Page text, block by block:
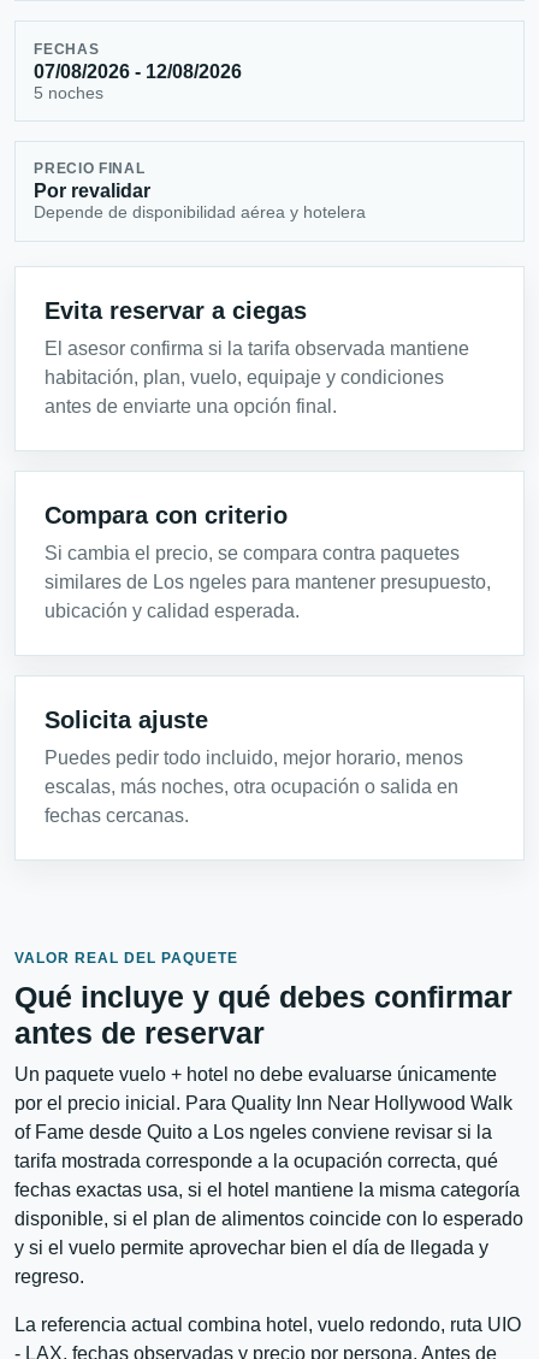
FECHAS
07/08/2026 - 12/08/2026
5 noches
PRECIO FINAL
Por revalidar
Depende de disponibilidad aérea y hotelera
Evita reservar a ciegas
El asesor confirma si la tarifa observada mantiene
habitación, plan, vuelo, equipaje y condiciones
antes de enviarte una opción final.
Compara con criterio
Si cambia el precio, se compara contra paquetes
similares de Los ngeles para mantener presupuesto,
ubicación y calidad esperada.
Solicita ajuste
Puedes pedir todo incluido, mejor horario, menos
escalas, más noches, otra ocupación o salida en
fechas cercanas.
VALOR REAL DEL PAQUETE
Qué incluye y qué debes confirmar
antes de reservar
Un paquete vuelo + hotel no debe evaluarse únicamente
por el precio inicial. Para Quality Inn Near Hollywood Walk
of Fame desde Quito a Los ngeles conviene revisar si la
tarifa mostrada corresponde a la ocupación correcta, qué
fechas exactas usa, si el hotel mantiene la misma categoría
disponible, si el plan de alimentos coincide con lo esperado
y si el vuelo permite aprovechar bien el día de llegada y
regreso.
La referencia actual combina hotel, vuelo redondo, ruta UIO
- LAX, fechas observadas y precio por persona. Antes de